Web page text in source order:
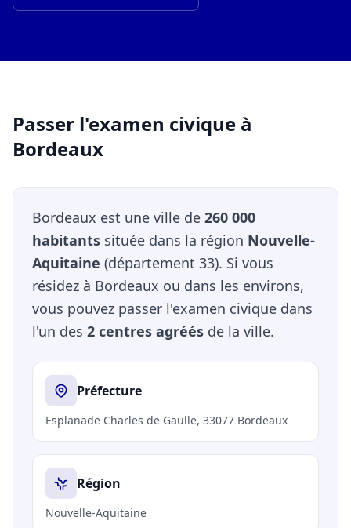
Passer l'examen civique à
Bordeaux
Bordeaux est une ville de 260 000
habitants située dans la région Nouvelle-
Aquitaine (département 33). Si vous
résidez à Bordeaux ou dans les environs,
vous pouvez passer l'examen civique dans
l'un des 2 centres agréés de la ville.
Préfecture
Esplanade Charles de Gaulle, 33077 Bordeaux
Région
Nouvelle-Aquitaine